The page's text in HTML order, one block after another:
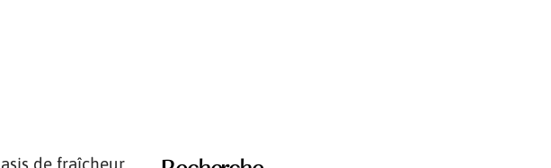
de fraîcheur